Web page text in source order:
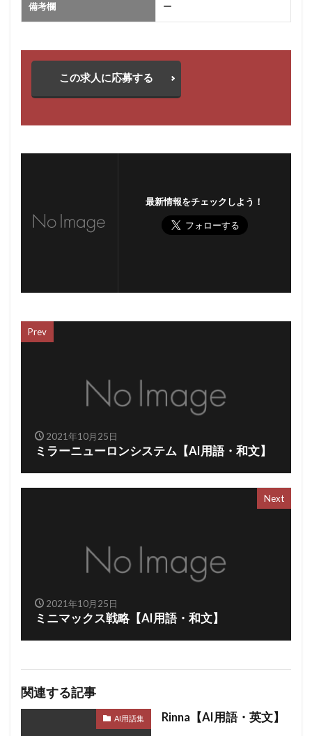
備考欄 ー
この求人に応募する
最新情報をチェックしよう！
Prev
2021年10月25日
ミラーニューロンシステム【AI用語・和文】
Next
2021年10月25日
ミニマックス戦略【AI用語・和文】
関連する記事
AI用語集 Rinna【AI用語・英文】